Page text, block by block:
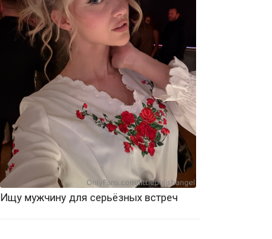
Ищу мужчину для серьёзных встреч